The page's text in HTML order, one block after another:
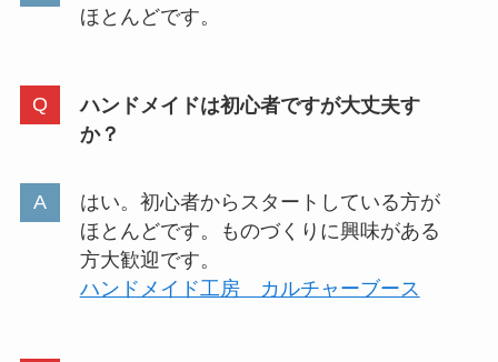
ほとんどです。
ハンドメイドは初心者ですが大丈夫す
か？
はい。初心者からスタートしている方が
ほとんどです。ものづくりに興味がある
方大歓迎です。
ハンドメイド工房 カルチャーブース